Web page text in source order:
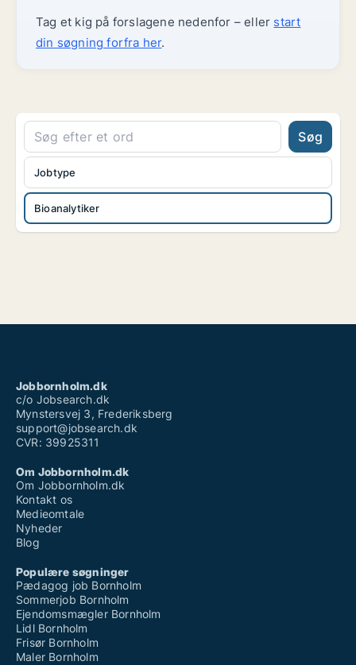
Tag et kig på forslagene nedenfor – eller start
din søgning forfra her.
Søg
Bioanalytiker
Jobtype
Jobbornholm.dk
c/o Jobsearch.dk
Mynstersvej 3, Frederiksberg
support@jobsearch.dk
CVR: 39925311
Om Jobbornholm.dk
Om Jobbornholm.dk
Kontakt os
Medieomtale
Nyheder
Blog
Populære søgninger
Pædagog job Bornholm
Sommerjob Bornholm
Ejendomsmægler Bornholm
Lidl Bornholm
Frisør Bornholm
Maler Bornholm